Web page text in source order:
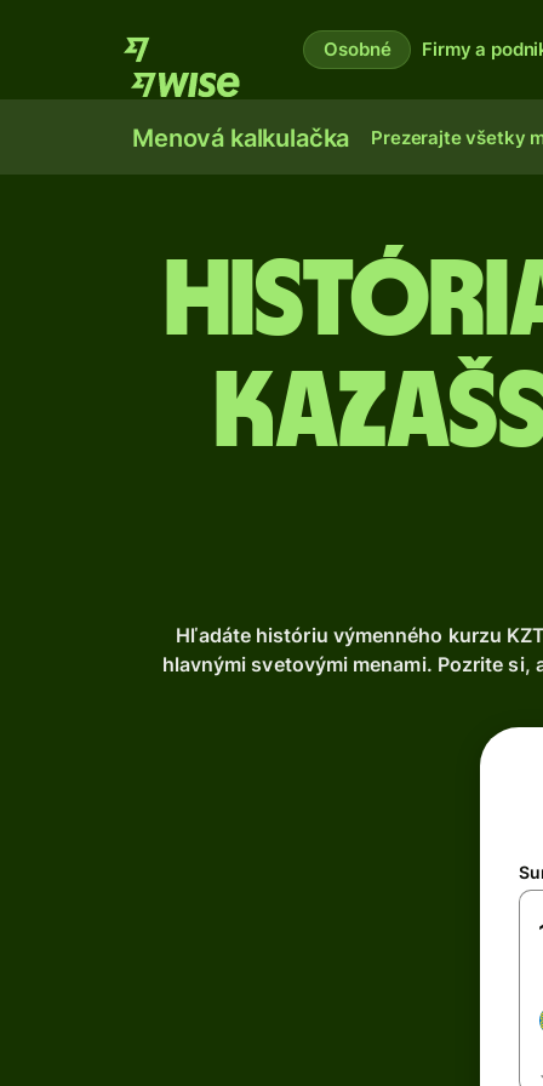
Osobné Firmy a
Menová kalkulačka Prezerajte všetky
Hľadáte históriu výmenného kurzu
hlavnými svetovými menami. Pozrite